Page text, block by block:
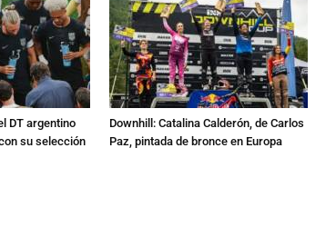
DT argentino
su selección
Downhill: Catalina Calderón, de Carlos
Paz, pintada de bronce en Europa